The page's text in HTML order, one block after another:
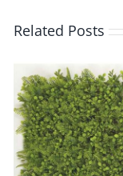
Related Posts